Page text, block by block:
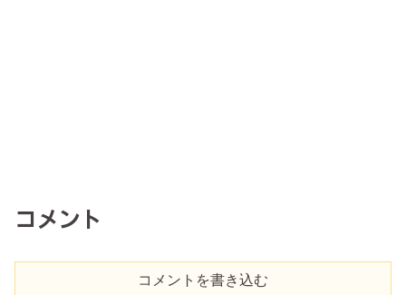
コメント
コメントを書き込む